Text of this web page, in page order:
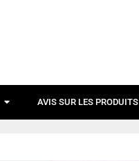
AVIS SUR LES PRODUITS